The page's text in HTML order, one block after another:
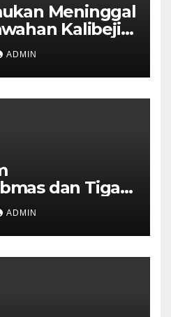
Meninggal
Kalibeji,
Tidak Ada
ADMIN
dan Tiga
Ungaran
Warga
Ronda
ADMIN